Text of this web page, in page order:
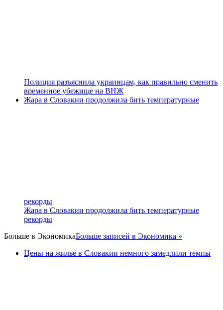
Полиция разъяснила украинцам, как правильно сменить
временное убежище на ВНЖ
Жара в Словакии продолжила бить температурные
рекорды
Жара в Словакии продолжила бить температурные
рекорды
Больше в ЭкономикаБольше записей в Экономика »
Цены на жильё в Словакии немного замедлили темпы